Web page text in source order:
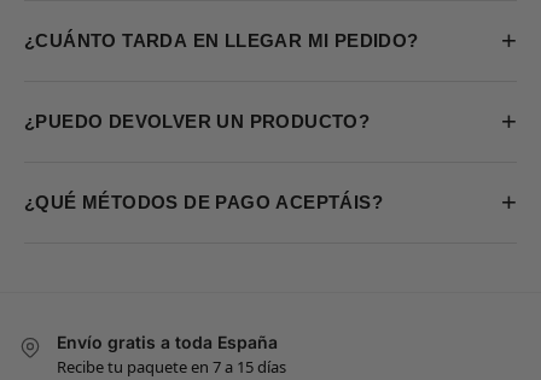
¿CUÁNTO TARDA EN LLEGAR MI PEDIDO? +
¿PUEDO DEVOLVER UN PRODUCTO? +
¿QUÉ MÉTODOS DE PAGO ACEPTÁIS? +
Envío gratis a toda España
Recibe tu paquete en 7 a 15 días